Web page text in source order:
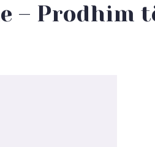
– Prodhim